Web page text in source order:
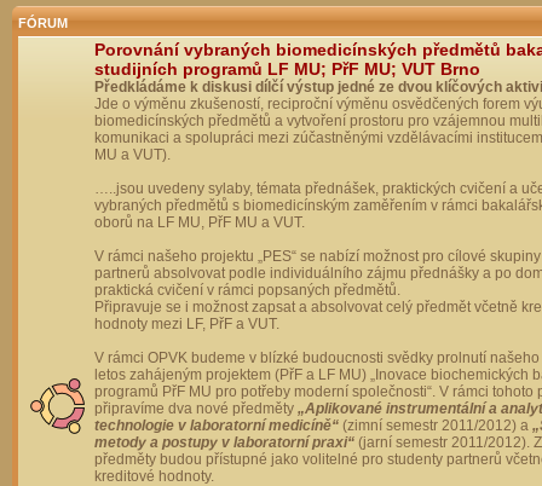
FÓRUM
Porovnání vybraných biomedicínských předmětů
studijních programů LF MU; PřF MU; VUT Brno
Předkládáme k diskusi dílčí výstup jedné ze dvou klíčových
Jde o výměnu zkušeností, reciproční výměnu osvědčených forem
biomedicínských předmětů a vytvoření prostoru pro vzájemnou
komunikaci a spolupráci mezi zúčastněnými vzdělávacími
MU a VUT).
…..jsou uvedeny sylaby, témata přednášek, praktických cvičení a
vybraných předmětů s biomedicínským zaměřením v rámci
oborů na LF MU, PřF MU a VUT.
V rámci našeho projektu „PES“ se nabízí možnost pro cílové
partnerů absolvovat podle individuálního zájmu přednášky a po
praktická cvičení v rámci popsaných předmětů.
Připravuje se i možnost zapsat a absolvovat celý předmět včetně
hodnoty mezi LF, PřF a VUT.
V rámci OPVK budeme v blízké budoucnosti svědky prolnutí
letos zahájeným projektem (PřF a LF MU) „Inovace biochemických
programů PřF MU pro potřeby moderní společnosti“. V rámci tohoto
připravíme dva nové předměty „Aplikované instrumentální a
technologie v laboratorní medicíně“ (zimní semestr 2011/2012) a
metody a postupy v laboratorní praxi“ (jarní semestr 2011/2012).
předměty budou přístupné jako volitelné pro studenty partnerů
kreditové hodnoty.